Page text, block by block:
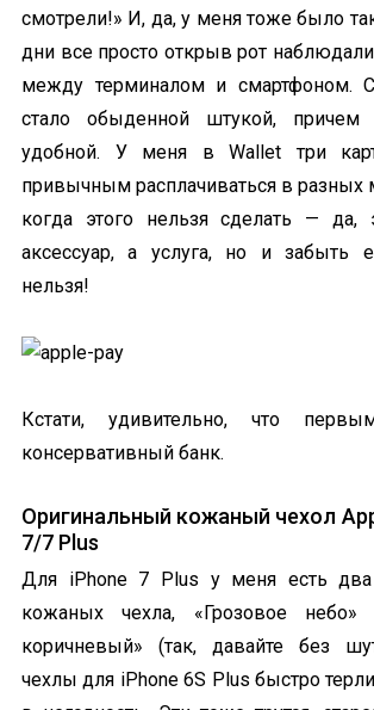
смотрели!» И, да, у меня тоже было
дни все просто открыв рот
между терминалом и смартфоном.
стало обыденной штукой, причем
удобной. У меня в Wallet три
привычным расплачиваться в разных
когда этого нельзя сделать — да,
аксессуар, а услуга, но и забыть
нельзя!
Кстати, удивительно, что
консервативный банк.
Оригинальный кожаный чехол
7/7 Plus
Для iPhone 7 Plus у меня есть два
кожаных чехла, «Грозовое небо»
коричневый» (так, давайте без
чехлы для iPhone 6S Plus быстро